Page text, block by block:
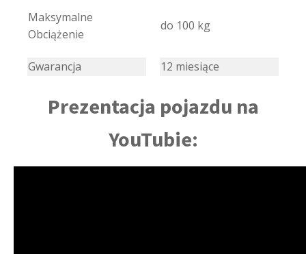
Maksymalne
Obciążenie
do 100 kg
Gwarancja 12 miesiące
Prezentacja pojazdu na
YouTubie: